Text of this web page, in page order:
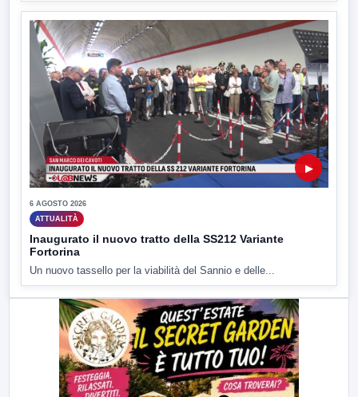
▶
6 AGOSTO 2026
ATTUALITÀ
Inaugurato il nuovo tratto della SS212 Variante
Fortorina
Un nuovo tassello per la viabilità del Sannio e delle...